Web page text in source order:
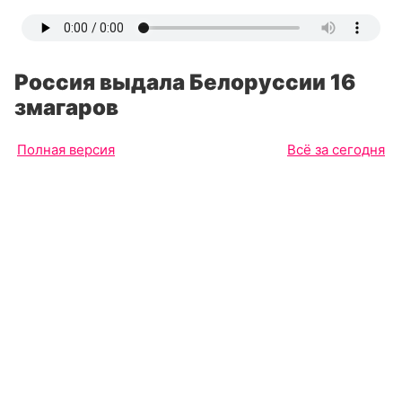
Россия выдала Белоруссии 16
змагаров
Полная версия Всё за сегодня